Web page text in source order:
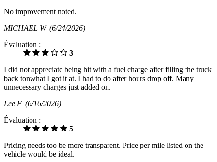
No improvement noted.
MICHAEL W (6/24/2026)
Évaluation :
3
I did not appreciate being hit with a fuel charge after filling the truck
back tonwhat I got it at. I had to do after hours drop off. Many
unnecessary charges just added on.
Lee F (6/16/2026)
Évaluation :
5
Pricing needs too be more transparent. Price per mile listed on the
vehicle would be ideal.